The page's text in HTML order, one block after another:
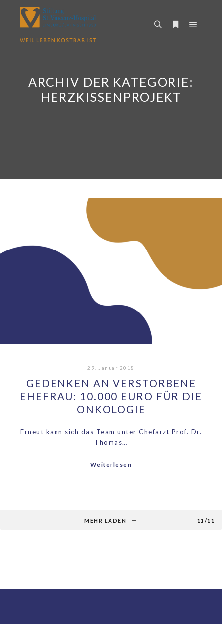
ARCHIV DER KATEGORIE:
HERZKISSENPROJEKT
29. Januar 2018
GEDENKEN AN VERSTORBENE
EHEFRAU: 10.000 EURO FÜR DIE
ONKOLOGIE
Erneut kann sich das Team unter Chefarzt Prof. Dr.
Thomas…
Weiterlesen
MEHR LADEN 11/11